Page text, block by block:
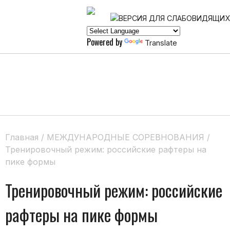
Powered by Translate
Главная / МЕЖДУНАРОДНЫЕ СОРЕВНОВАНИЯ /
Тренировочный режим: российские рафтеры на
пике формы
Тренировочный режим: российские
рафтеры на пике формы